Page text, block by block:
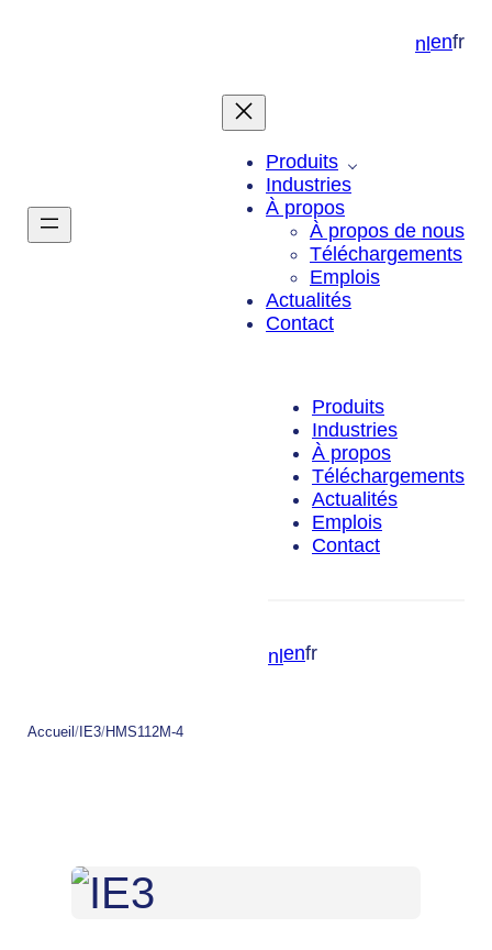
nl enfr
Produits
Industries
À propos
À propos de nous
Téléchargements
Emplois
Actualités
Contact
Produits
Industries
À propos
Téléchargements
Actualités
Emplois
Contact
nlenfr
Accueil / IE3/HMS112M-4